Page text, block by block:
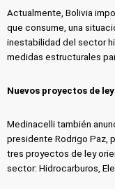
Actualmente, Bolivia
que consume, una
inestabilidad del sector
medidas estructurales
Nuevos proyectos de
Medinacelli también
presidente Rodrigo Paz,
tres proyectos de ley
sector: Hidrocarburos,